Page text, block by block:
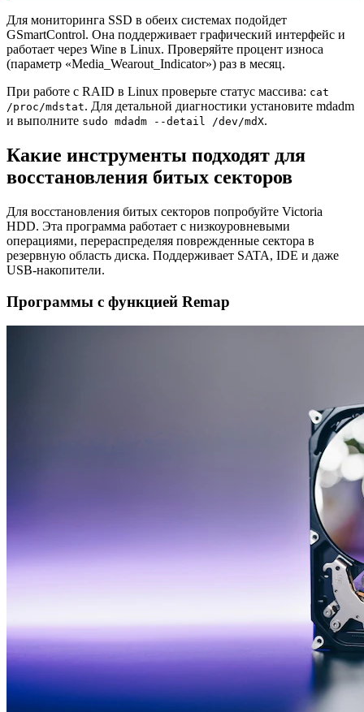
Для мониторинга SSD в обеих системах подойдет
GSmartControl. Она поддерживает графический интерфейс и
работает через Wine в Linux. Проверяйте процент износа
(параметр «Media_Wearout_Indicator») раз в месяц.
При работе с RAID в Linux проверьте статус массива: cat
/proc/mdstat. Для детальной диагностики установите mdadm
и выполните sudo mdadm --detail /dev/mdX.
Какие инструменты подходят для
восстановления битых секторов
Для восстановления битых секторов попробуйте Victoria
HDD. Эта программа работает с низкоуровневыми
операциями, перераспределяя поврежденные сектора в
резервную область диска. Поддерживает SATA, IDE и даже
USB-накопители.
Программы с функцией Remap